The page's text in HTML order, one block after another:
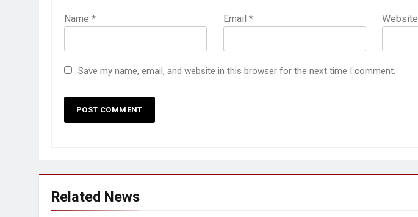
Name * Email * Website
Save my name, email, and website in this browser for the next time I comment.
Related News